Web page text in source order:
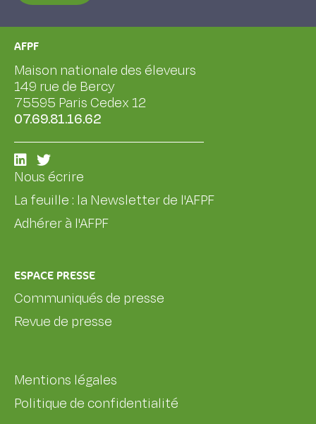
AFPF
Maison nationale des éleveurs
149 rue de Bercy
75595 Paris Cedex 12
07.69.81.16.62
Nous écrire
La feuille : la Newsletter de l'AFPF
Adhérer à l'AFPF
ESPACE PRESSE
Communiqués de presse
Revue de presse
Mentions légales
Politique de confidentialité